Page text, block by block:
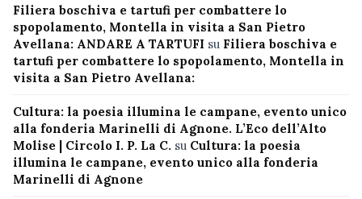
Filiera boschiva e tartufi per combattere lo
spopolamento, Montella in visita a San Pietro
Avellana: ANDARE A TARTUFI su Filiera boschiva e
tartufi per combattere lo spopolamento, Montella in
visita a San Pietro Avellana:
Cultura: la poesia illumina le campane, evento unico
alla fonderia Marinelli di Agnone. L’Eco dell’Alto
Molise | Circolo I. P. La C. su Cultura: la poesia
illumina le campane, evento unico alla fonderia
Marinelli di Agnone